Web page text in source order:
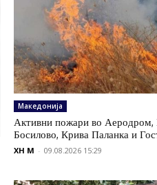
Македонија
Активни пожари во Аеродром,
Босилово, Крива Паланка и
XH M - 09.08.2026 15:29